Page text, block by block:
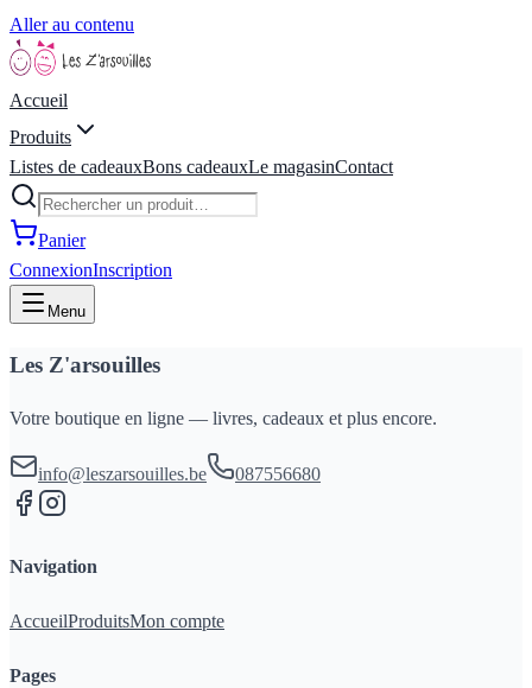
Aller au contenu
Accueil
Produits
Listes de cadeauxBons cadeauxLe magasinContact
Panier
ConnexionInscription
Menu
Les Z'arsouilles
Votre boutique en ligne — livres, cadeaux et plus encore.
info@leszarsouilles.be 087556680
Navigation
AccueilProduitsMon compte
Pages